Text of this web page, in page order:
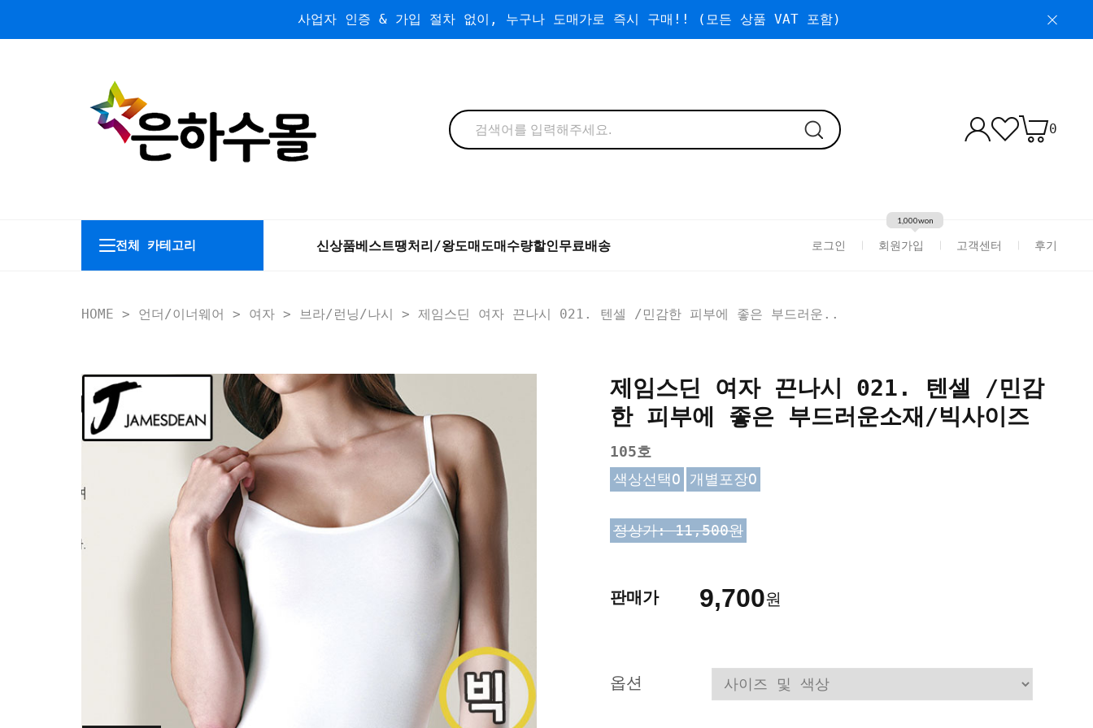
사업자 인증 & 가입 절차 없이, 누구나 도매가로 즉시 구매!! (모든 상품 VAT 포함)
0
전체 카테고리 신상품베스트땡처리/왕도매도매수량할인무료배송 로그인 회원가입
1,000won
고객센터 후기
HOME > 언더/이너웨어 > 여자 > 브라/런닝/나시 > 제임스딘 여자 끈나시 021. 텐셀 /민감한 피부에 좋은 부드러운..
제임스딘 여자 끈나시 021. 텐셀 /민감
한 피부에 좋은 부드러운소재/빅사이즈
105호
색상선택O
개별포장O
정상가: 11,500원
판매가 9,700원
옵션